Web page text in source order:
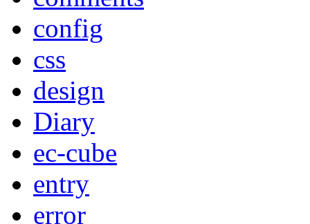
config
css
design
Diary
ec-cube
entry
error